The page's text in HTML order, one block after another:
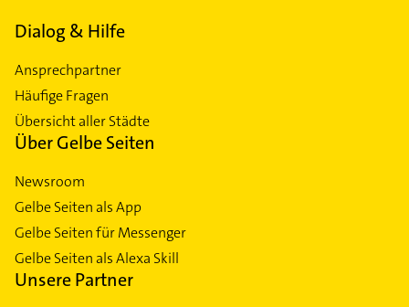
Dialog & Hilfe
Ansprechpartner
Häufige Fragen
Übersicht aller Städte
Über Gelbe Seiten
Newsroom
Gelbe Seiten als App
Gelbe Seiten für Messenger
Gelbe Seiten als Alexa Skill
Unsere Partner